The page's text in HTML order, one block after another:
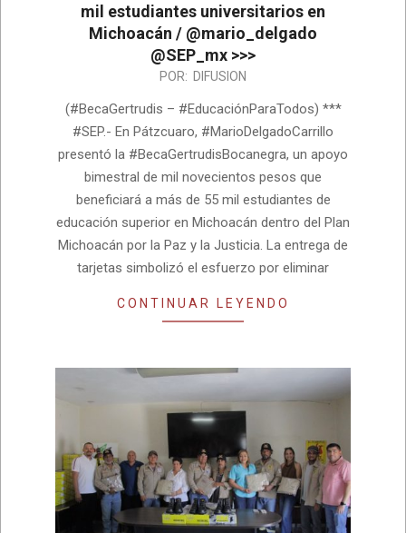
mil estudiantes universitarios en
Michoacán / @mario_delgado
@SEP_mx >>>
07-
06
POR: DIFUSION
(#BecaGertrudis – #EducaciónParaTodos) ***
#SEP.- En Pátzcuaro, #MarioDelgadoCarrillo
presentó la #BecaGertrudisBocanegra, un apoyo
bimestral de mil novecientos pesos que
beneficiará a más de 55 mil estudiantes de
educación superior en Michoacán dentro del Plan
Michoacán por la Paz y la Justicia. La entrega de
tarjetas simbolizó el esfuerzo por eliminar
CONTINUAR LEYENDO